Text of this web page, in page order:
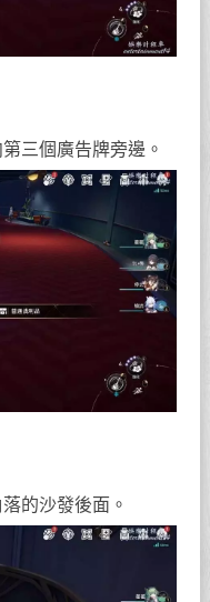
三個廣告牌旁邊。
的沙發後面。